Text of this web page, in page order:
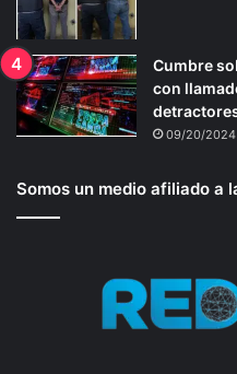
Cumbre
con
09/20/2024
Somos un medio afiliado a